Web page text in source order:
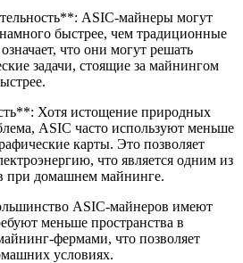
ASIC-майнеры могут
быстрее, чем традиционные
что они могут решать
задачи, стоящие за майнингом
Хотя истощение природных
ASIC часто используют меньше
карты. Это позволяет
что является одним из
при домашнем майнинге.
ASIC-майнеров имеют
меньше пространства в
фермами, что позволяет
условиях.